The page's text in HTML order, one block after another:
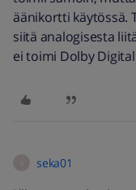
äänikortti käytössä.
siitä analogisesta
ei toimi Dolby
seka01